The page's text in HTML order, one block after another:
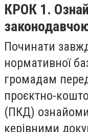
КРОК 1.
Починати
нормативної
громадам
проєктно-
(ПКД)
керівними